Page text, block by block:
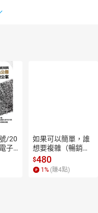
/20
子
如果可以簡單，誰
想要複雜（暢銷經
典新編版）【電子
書】
$480
1% (賺4點)